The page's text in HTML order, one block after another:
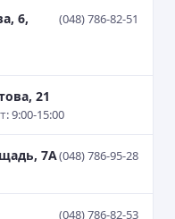
6,
(048) 786-82-51
21
9:00-15:00
7А(048) 786-95-28
(048) 786-82-53